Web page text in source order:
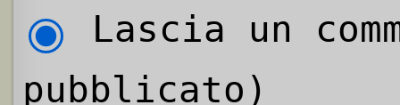
Lascia un
pubblicato)